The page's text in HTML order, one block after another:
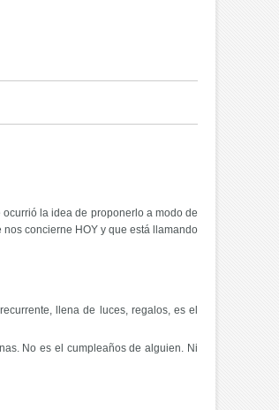
la idea de proponerlo a modo de
concierne HOY y que está llamando
llena de luces, regalos, es el
No es el cumpleaños de alguien. Ni